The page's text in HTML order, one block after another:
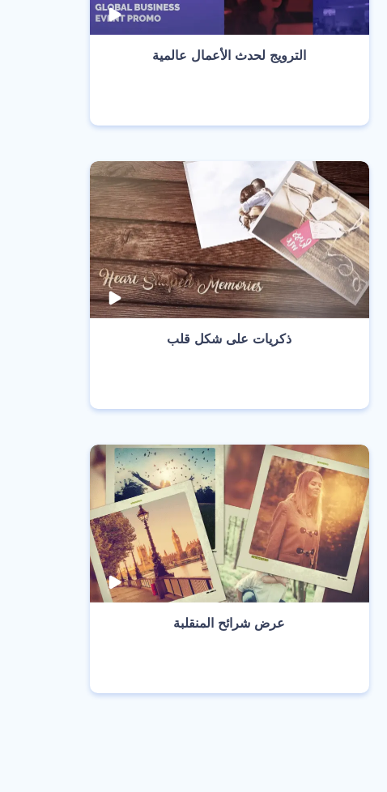
‫الترويج لحدث الأعمال عالمية‬
‫ذكريات على شكل قلب‬
‫عرض شرائح المنقلبة‬